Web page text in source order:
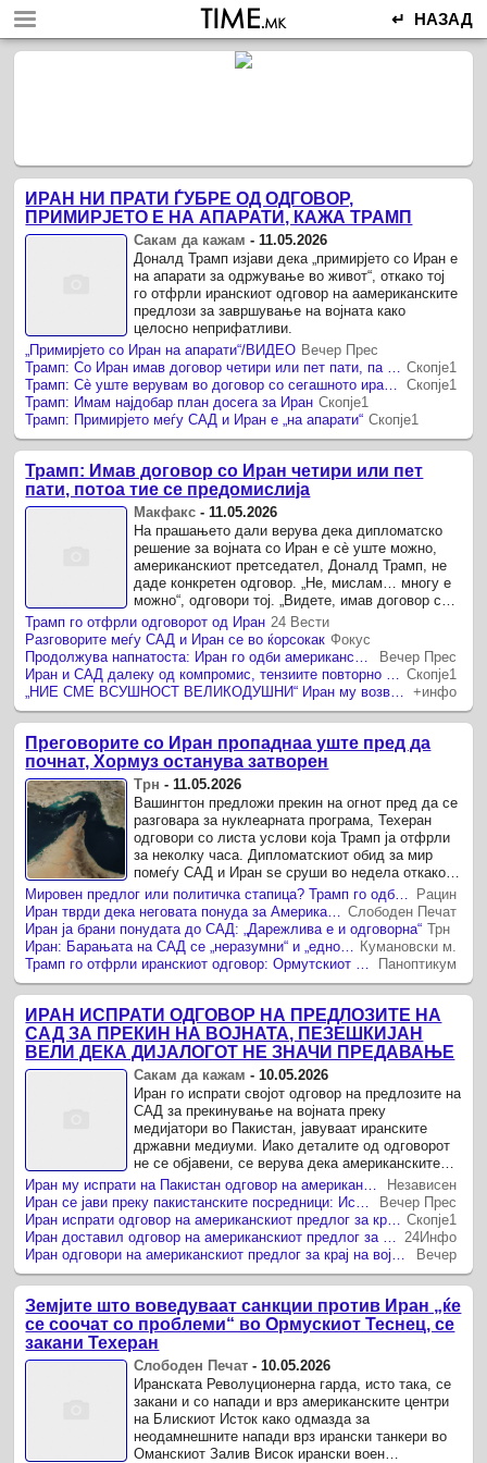
↵ НАЗАД
ИРАН НИ ПРАТИ ЃУБРЕ ОД ОДГОВОР,
ПРИМИРЈЕТО Е НА АПАРАТИ, КАЖА ТРАМП
Сакам да кажам - 11.05.2026
Доналд Трамп изјави дека „примирјето со Иран е
на апарати за одржување во живот“, откако тој
го отфрли иранскиот одговор на аамериканските
предлози за завршување на војната како
целосно неприфатливи.
„Примирјето со Иран на апарати“/ВИДЕО Вечер Прес
Скопје1
Скопје1
Трамп: Имам најдобар план досега за Иран Скопје1
Трамп: Примирјето меѓу САД и Иран е „на апарати“ Скопје1
Трамп: Имав договор со Иран четири или пет
пати, потоа тие се предомислија
Макфакс - 11.05.2026
На прашањето дали верува дека дипломатско
решение за војната со Иран е сè уште можно,
американскиот претседател, Доналд Трамп, не
даде конкретен одговор. „Не, мислам… многу е
можно“, одговори тој. „Видете, имав договор со
нив четири или пет пати.
Трамп го отфрли одговорот од Иран 24 Вести
Разговорите меѓу САД и Иран се во ќорсокак Фокус
Вечер Прес
Скопје1
+инфо
Преговорите со Иран пропаднаа уште пред да
почнат, Хормуз останува затворен
Трн -11.05.2026
Вашингтон предложи прекин на огнот пред да се
разговара за нуклеарната програма, Техеран
одговори со листа услови која Трамп ја отфрли
за неколку часа. Дипломатскиот обид за мир
помеѓу САД и Иран se сруши во недела откако
Техеран испрати ...
Мировен предлог или политичка стапица? Трамп го одби Иран, пазарите реагираа
Рацин
Иран тврди дека неговата понуда за Америка е „дарежлива и одговорна“ Слободен Печат
Иран ја брани понудата до САД: „Дарежлива е и одговорна“ Трн
Иран: Барањата на САД се „неразумни“ и „еднострани“ Кумановски м.
Трамп го отфрли иранскиот одговор: Ормутскиот теснец повторно станува центар на светската криза
Паноптикум
ИРАН ИСПРАТИ ОДГОВОР НА ПРЕДЛОЗИТЕ НА
САД ЗА ПРЕКИН НА ВОЈНАТА, ПЕЗЕШКИЈАН
ВЕЛИ ДЕКА ДИЈАЛОГОТ НЕ ЗНАЧИ ПРЕДАВАЊЕ
Сакам да кажам -10.05.2026
Иран го испрати својот одговор на предлозите на
САД за прекинување на војната преку
медијатори во Пакистан, јавуваат иранските
државни медиуми. Иако деталите од одговорот
не се објавени, се верува дека американските
предлози се фокусирани на ...
Иран му испрати на Пакистан одговор на американскиот предлог за прекин на војната
Независен
Иран се јави преку пакистанските посредници: Испрати одговори на американскиот предлог за прекин на војната
Вечер Прес
Иран испрати одговор на американскиот предлог за крај на војната Скопје1
Иран доставил одговор на американскиот предлог за прекин на војната 24Инфо
Иран одговори на американскиот предлог за крај на војната
Вечер
Земјите што воведуваат санкции против Иран „ќе
се соочат со проблеми“ во Ормускиот Теснец, се
закани Техеран
Слободен Печат -10.05.2026
Иранската Револуционерна гарда, исто така, се
закани и со напади и врз американските центри
на Блискиот Исток како одмазда за
неодамнешните напади врз ирански танкери во
Оманскиот Залив Висок ирански воен